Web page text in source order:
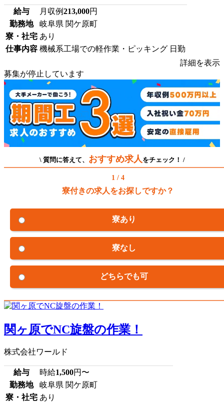
給与 月収例213,000円
勤務地
岐阜県 関ケ原町
寮・社宅 あり
仕事内容 機械系工場での軽作業・ピッキング 日勤
詳細を表示
募集が停止しています
\ 質問に答えて、 おすすめ求人 をチェック！ /
1 / 4
寮付きの求人をお探しですか？
寮あり
寮なし
どちらでも可
関ヶ原でNC旋盤の作業！
株式会社ワールド
給与 時給1,500円〜
勤務地
岐阜県 関ケ原町
寮・社宅 あり